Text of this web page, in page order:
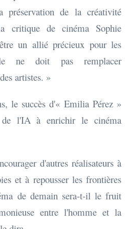
de la créativité
critique de cinéma Sophie
un allié précieux pour les
ne doit pas remplacer
artistes. »
le succès d'« Emilia Pérez »
de l'IA à enrichir le cinéma
d'autres réalisateurs à
et à repousser les frontières
de demain sera-t-il le fruit
entre l'homme et la